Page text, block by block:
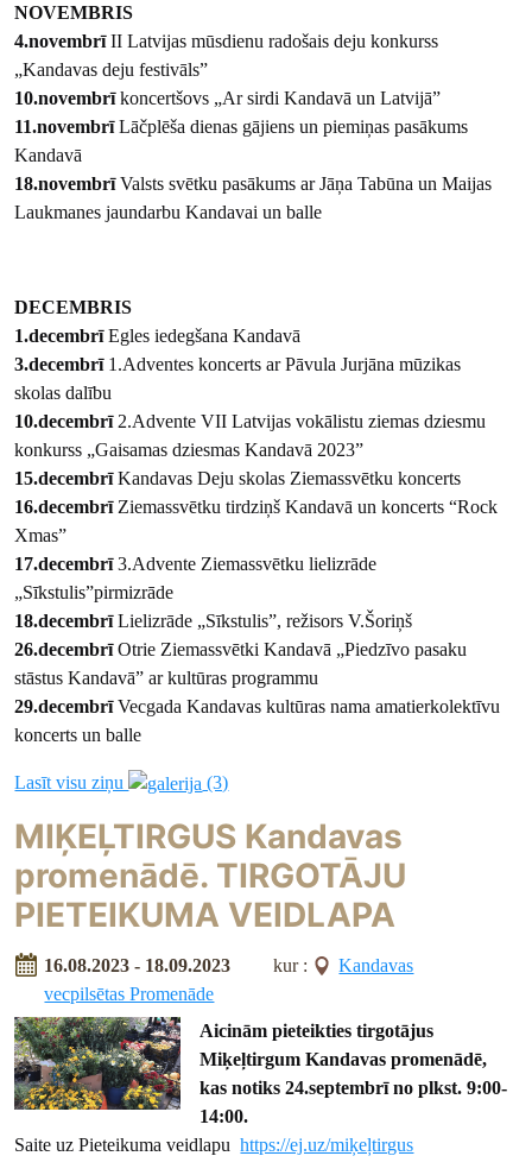
NOVEMBRIS
4.novembrīII Latvijas mūsdienu radošais deju konkurss
„Kandavas deju festivāls”
10.novembrīkoncertšovs „Ar sirdi Kandavā un Latvijā”
11.novembrīLāčplēša dienas gājiens un piemiņas pasākums
Kandavā
18.novembrīValsts svētku pasākums ar Jāņa Tabūna un Maijas
Laukmanes jaundarbu Kandavai un balle
DECEMBRIS
1.decembrīEgles iedegšana Kandavā
3.decembrī1.Adventes koncerts ar Pāvula Jurjāna mūzikas
skolas dalību
10.decembrī 2.Advente VII Latvijas vokālistu ziemas dziesmu
konkurss „Gaisamas dziesmas Kandavā 2023”
15.decembrīKandavas Deju skolas Ziemassvētku koncerts
16.decembrīZiemassvētku tirdziņš Kandavā un koncerts “Rock
Xmas”
17.decembrī3.Advente Ziemassvētku lielizrāde
„Sīkstulis”pirmizrāde
18.decembrīLielizrāde „Sīkstulis”, režisors V.Šoriņš
26.decembrīOtrie Ziemassvētki Kandavā „Piedzīvo pasaku
stāstus Kandavā” ar kultūras programmu
29.decembrīVecgada Kandavas kultūras nama amatierkolektīvu
koncerts un balle
Lasīt visu ziņu (3)
MIĶEĻTIRGUS Kandavas
promenādē. TIRGOTĀJU
PIETEIKUMA VEIDLAPA
16.08.2023 - 18.09.2023 kur :
Kandavas
vecpilsētas Promenāde
Aicinām pieteikties tirgotājus
Miķeļtirgum Kandavas promenādē,
kas notiks 24.septembrī no plkst. 9:00-
14:00.
Saite uz Pieteikuma veidlapuhttps://ej.uz/miķeļtirgus